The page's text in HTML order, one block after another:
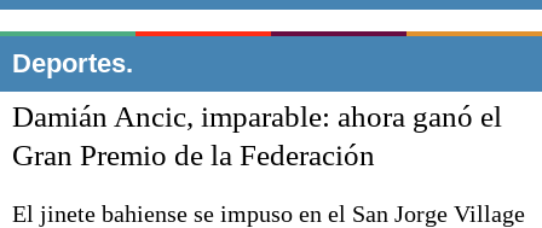
Punta Alta
El mundo
Seguridad
Deportes
Escenario Olímpico
Deportes.
Damián Ancic, imparable: ahora ganó el
Gran Premio de la Federación
El jinete bahiense se impuso en el San Jorge Village